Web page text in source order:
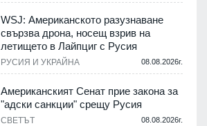
WSJ: Американското разузнаване
свързва дрона, носещ взрив на
летището в Лайпциг с Русия
РУСИЯ И УКРАЙНА 08.08.2026г.
Американският Сенат прие закона за
"адски санкции" срещу Русия
СВЕТЪТ 08.08.2026г.